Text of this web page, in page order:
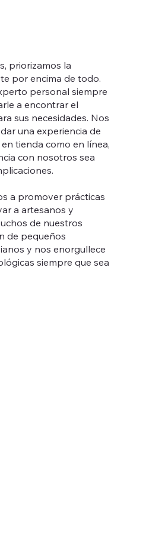
priorizamos la
por encima de todo.
personal siempre
a encontrar el
sus necesidades. Nos
una experiencia de
tienda como en línea,
con nosotros sea
a promover prácticas
a artesanos y
de nuestros
de pequeños
y nos enorgullece
siempre que sea